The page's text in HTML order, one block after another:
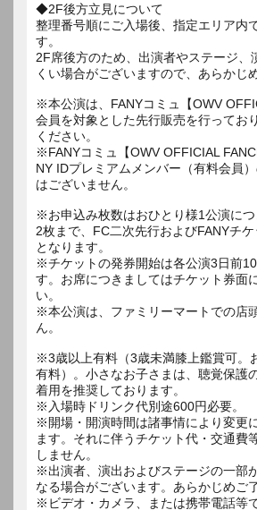
◆2F後方立見について
整理番号順にご入場後、指定エリア内
す。
2F席後方のため、出演者やステージ、
くい場合がございますので、あらかじ
※本公演は、FANYコミュ【OWV
会員を対象とした先行販売を行ってお
ください。
※FANYコミュ【OWV OFFICIAL
NY IDプレミアムメンバー（有料会員
はございません。
※お申込み枚数はおひとり様1公演に
2枚まで、FC二次先行およびFANYチ
となります。
※チケットの発券開始は各公演3日前
す。お席につきましてはチケット券面
い。
※本公演は、ファミリーマートでの店
ん。
※3歳以上有料（3歳未満膝上鑑賞可。
有料）。小さなお子さまは、聴覚保護
着用を推奨しております。
※入場時ドリンク代別途600円必要。
※開場・開演時間は諸事情により変更
ます。それに伴うチケット代・交通費
しません。
※出演者、演出およびステージの一部
なる場合がございます。あらかじめご
※ビデオ・カメラ、または携帯電話等